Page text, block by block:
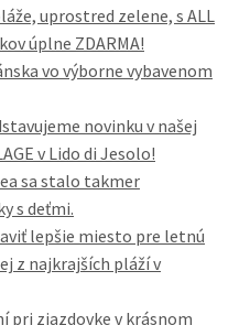
uprostred zelene, s ALL
úplne ZDARMA!
vo výborne vybavenom
novinku v našej
v Lido di Jesolo!
sa stalo takmer
s deťmi.
lepšie miesto pre letnú
z najkrajších pláží v
pri zjazdovke v krásnom